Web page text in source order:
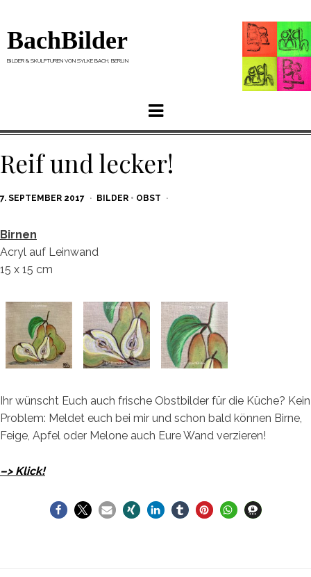
BachBilder
BILDER & SKULPTUREN VON SYLKE BACH, BERLIN
Menu
Reif und lecker!
POSTED
7. SEPTEMBER 2017 BILDER • OBST
Birnen
Acryl auf Leinwand
15 x 15 cm
Ihr wünscht Euch auch frische Obstbilder für die Küche? Kein
Problem: Meldet euch bei mir und schon bald können Birne,
Feige, Apfel oder Melone auch Eure Wand verzieren!
–> Klick!